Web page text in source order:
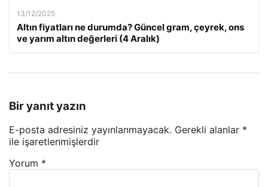
13/12/2025
Altın fiyatları ne durumda? Güncel gram, çeyrek, ons
ve yarım altın değerleri (4 Aralık)
Bir yanıt yazın
E-posta adresiniz yayınlanmayacak. Gerekli alanlar *
ile işaretlenmişlerdir
Yorum *